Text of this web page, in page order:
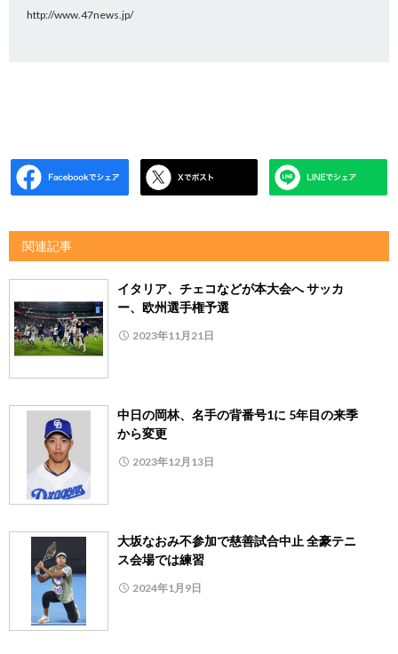
http://www.47news.jp/
関連記事
イタリア、チェコなどが本大会へ サッカ
ー、欧州選手権予選
2023年11月21日
中日の岡林、名手の背番号1に 5年目の来季
から変更
2023年12月13日
大坂なおみ不参加で慈善試合中止 全豪テニ
ス会場では練習
2024年1月9日